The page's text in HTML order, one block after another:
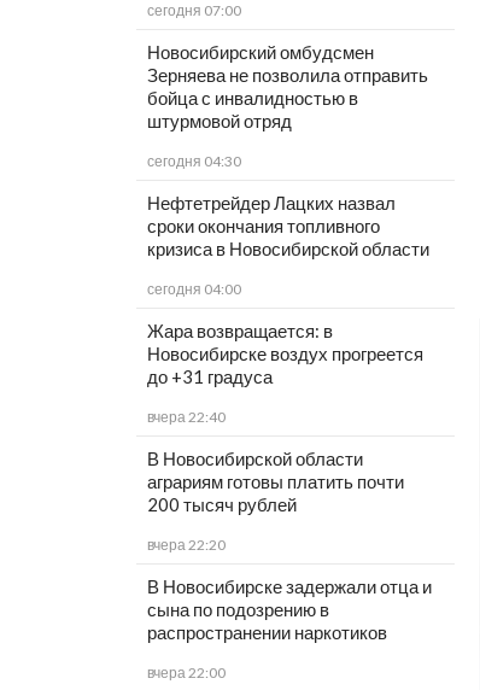
сегодня 07:00
Новосибирский омбудсмен
Зерняева не позволила отправить
бойца с инвалидностью в
штурмовой отряд
сегодня 04:30
Нефтетрейдер Лацких назвал
сроки окончания топливного
кризиса в Новосибирской области
сегодня 04:00
Жара возвращается: в
Новосибирске воздух прогреется
до +31 градуса
вчера 22:40
В Новосибирской области
аграриям готовы платить почти
200 тысяч рублей
вчера 22:20
В Новосибирске задержали отца и
сына по подозрению в
распространении наркотиков
вчера 22:00